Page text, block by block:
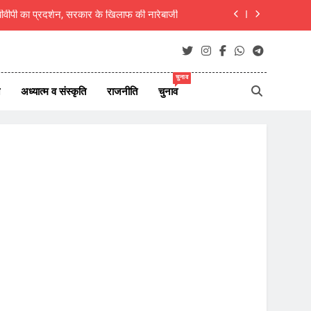
को रतनबिहारी पार्क में मंगल मिलन समारोह
के निर्देश; अनावश्यक बिजली कटौती पर सख्त
10 दिन बाद गौमुख जल से करेंगे अभिषेक
अध्यात्म व संस्कृति राजनीति चुनाव
चुनाव